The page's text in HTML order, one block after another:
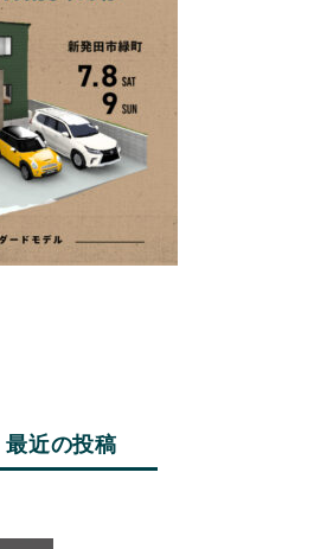
最近の投稿